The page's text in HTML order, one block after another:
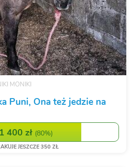
MONIKI
Puni, Ona też jedzie na
1 400 zł (80%)
JESZCZE 350 ZŁ